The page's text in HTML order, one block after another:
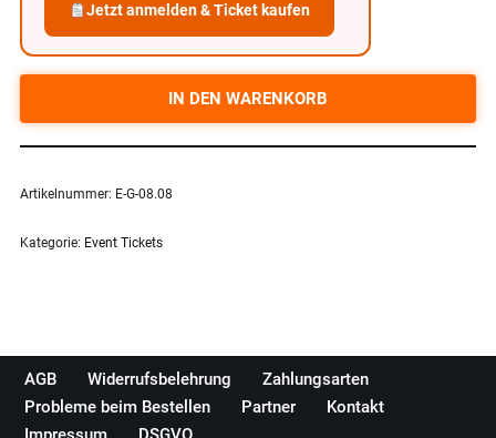
Jetzt anmelden & Ticket kaufen
IN DEN WARENKORB
Artikelnummer: E-G-08.08
Kategorie: Event Tickets
AGB Widerrufsbelehrung
Zahlungsarten
Probleme beim Bestellen
Partner
Kontakt